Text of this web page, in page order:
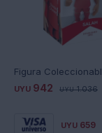
UYU 942 UYU 1.036
UYU 659